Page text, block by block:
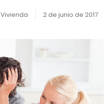
Vivienda 2 de junio de 2017